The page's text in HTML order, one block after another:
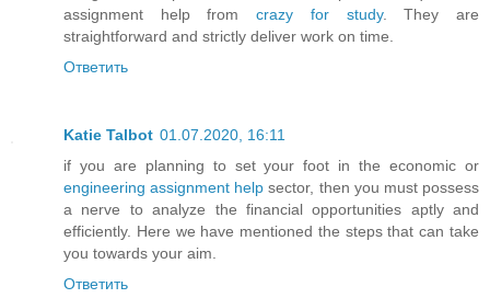
assignment help fromcrazy for study. They are
straightforward and strictly deliver work on time.
Ответить
Katie Talbot 01.07.2020, 16:11
if you are planning to set your foot in the economic or
engineering assignment help sector, then you must possess
a nerve to analyze the financial opportunities aptly and
efficiently. Here we have mentioned the steps that can take
you towards your aim.
Ответить